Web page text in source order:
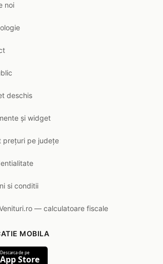
noi
deschis
și widget
prețuri pe județe
si conditii
— calculatoare fiscale
MOBILA
Descarca de pe
App Store